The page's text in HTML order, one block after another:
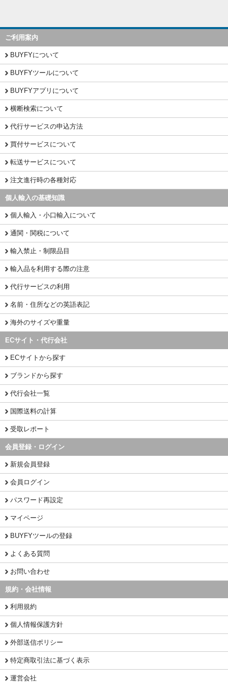
ご利用案内
BUYFYについて
BUYFYツールについて
BUYFYアプリについて
横断検索について
代行サービスの申込方法
買付サービスについて
転送サービスについて
注文進行時の各種対応
個人輸入の基礎知識
個人輸入・小口輸入について
通関・関税について
輸入禁止・制限品目
輸入品を利用する際の注意
代行サービスの利用
名前・住所などの英語表記
海外のサイズや重量
ECサイト・代行会社
ECサイトから探す
ブランドから探す
代行会社一覧
国際送料の計算
受取レポート
会員登録・ログイン
新規会員登録
会員ログイン
パスワード再設定
マイページ
BUYFYツールの登録
よくある質問
お問い合わせ
規約・会社情報
利用規約
個人情報保護方針
外部送信ポリシー
特定商取引法に基づく表示
運営会社